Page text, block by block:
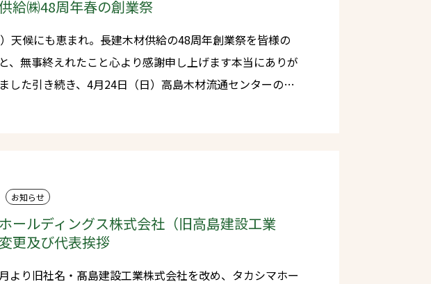
給㈱48周年春の創業祭
天候にも恵まれ。長建木材供給の48周年創業祭を皆様の
、無事終えれたこと心より感謝申し上げます本当にありが
した引き続き、4月24日（日）高島木材流通センターの創
お知らせ
ールディングス株式会社（旧高島建設工業
更及び代表挨拶
より旧社名・髙島建設工業株式会社を改め、タカシマホー